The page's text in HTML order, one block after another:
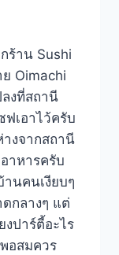
ร้าน Sushi
Oimachi
งที่สถานี
ฟเอาไว้ครับ
งจากสถานี
าหารครับ
นคนเงียบๆ
กลางๆ แต่
งปาร์ตี้อะไร
อสมควร